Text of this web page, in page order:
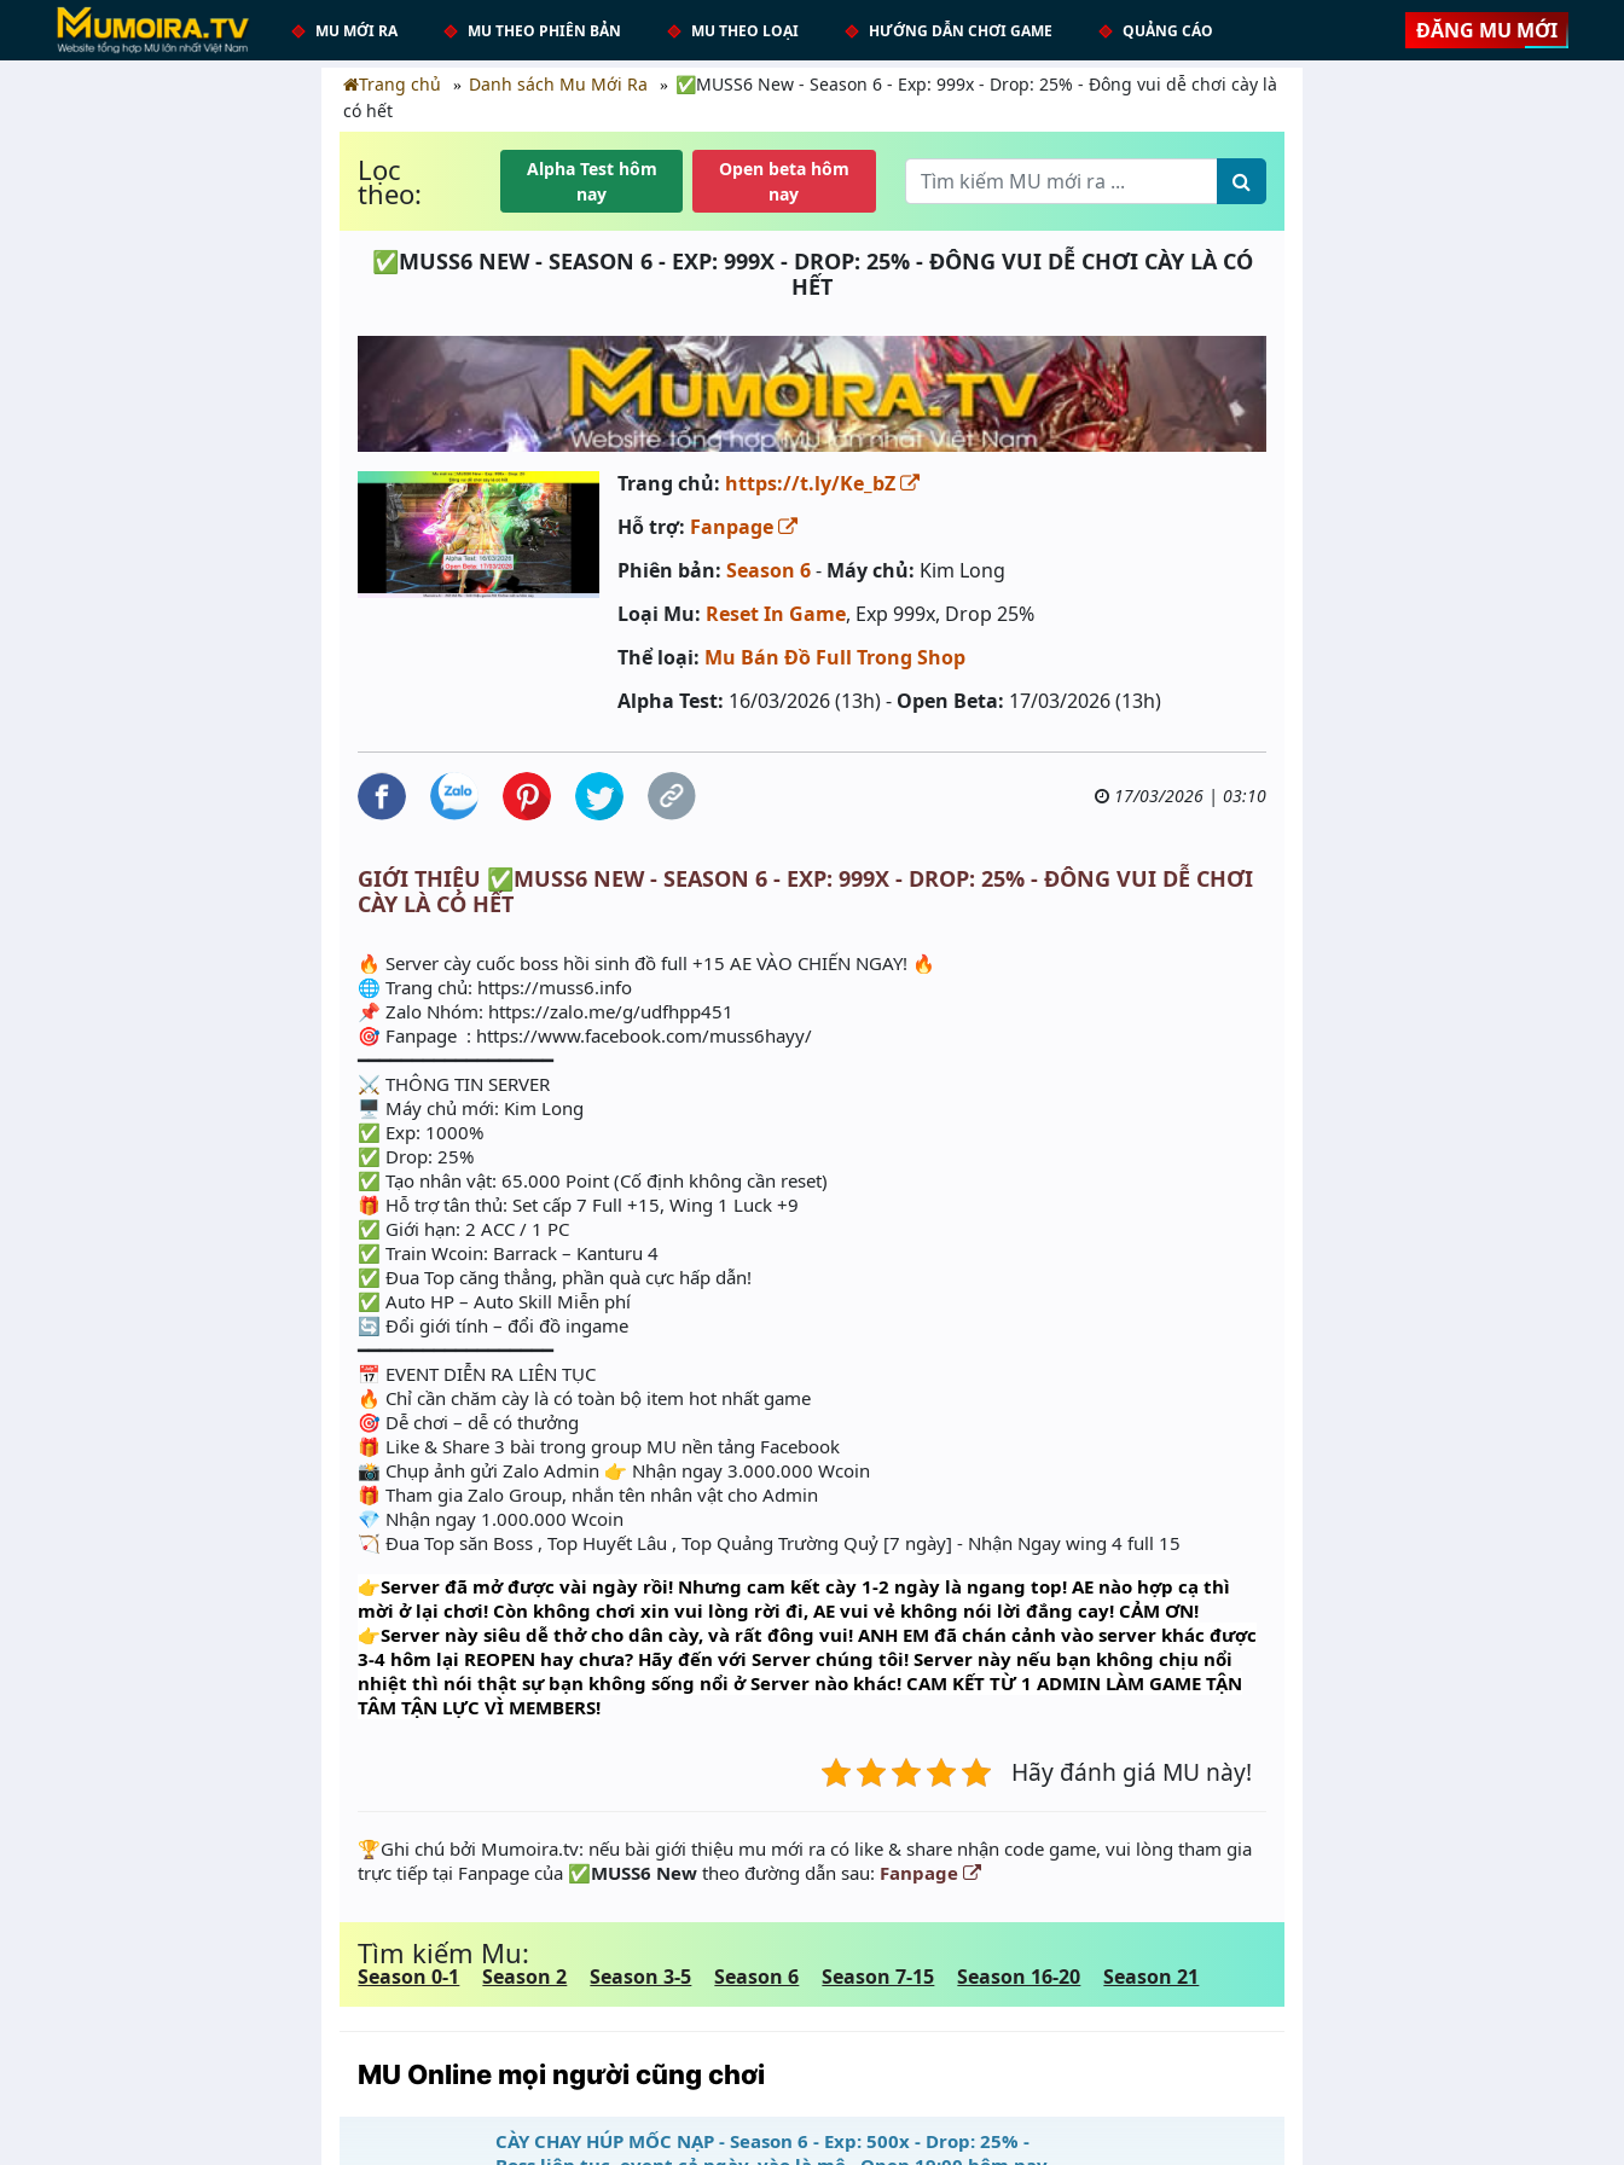
MU MỚI RA MU THEO PHIÊN BẢN MU THEO LOẠI HƯỚNG DẪN CHƠI GAME QUẢNG CÁO ĐĂNG MU MỚI
Trang chủ Danh sách Mu Mới Ra
✅MUSS6 New - Season 6 - Exp: 999x - Drop: 25% - Đông vui dễ chơi cày là
có hết
Lọc
theo:
Alpha Test hôm
nay
Open beta hôm
nay
✅MUSS6 NEW - SEASON 6 - EXP: 999X - DROP: 25% - ĐÔNG VUI DỄ CHƠI CÀY LÀ CÓ
HẾT
Trang chủ: https://t.ly/Ke_bZ
Hỗ trợ: Fanpage
Phiên bản: Season 6- Máy chủ: Kim Long
Loại Mu: Reset In Game, Exp 999x, Drop 25%
Thể loại: Mu Bán Đồ Full Trong Shop
Alpha Test: 16/03/2026 (13h) - Open Beta: 17/03/2026 (13h)
17/03/2026 | 03:10
GIỚI THIỆU ✅MUSS6 NEW - SEASON 6 - EXP: 999X - DROP: 25% - ĐÔNG VUI DỄ CHƠI
CÀY LÀ CÓ HẾT
🔥 Server cày cuốc boss hồi sinh đồ full +15 AE VÀO CHIẾN NGAY! 🔥
🌐 Trang chủ: https://muss6.info
📌 Zalo Nhóm: https://zalo.me/g/udfhpp451
🎯 Fanpage : https://www.facebook.com/muss6hayy/
━━━━━━━━━━━━━━━━━━
⚔️ THÔNG TIN SERVER
🖥 Máy chủ mới: Kim Long
✅ Exp: 1000%
✅ Drop: 25%
✅ Tạo nhân vật: 65.000 Point (Cố định không cần reset)
🎁 Hỗ trợ tân thủ: Set cấp 7 Full +15, Wing 1 Luck +9
✅ Giới hạn: 2 ACC / 1 PC
✅ Train Wcoin: Barrack – Kanturu 4
✅ Đua Top căng thẳng, phần quà cực hấp dẫn!
✅ Auto HP – Auto Skill Miễn phí
🔄 Đổi giới tính – đổi đồ ingame
━━━━━━━━━━━━━━━━━━
📅 EVENT DIỄN RA LIÊN TỤC
🔥 Chỉ cần chăm cày là có toàn bộ item hot nhất game
🎯 Dễ chơi – dễ có thưởng
🎁 Like & Share 3 bài trong group MU nền tảng Facebook
📸 Chụp ảnh gửi Zalo Admin 👉 Nhận ngay 3.000.000 Wcoin
🎁 Tham gia Zalo Group, nhắn tên nhân vật cho Admin
💎 Nhận ngay 1.000.000 Wcoin
🏹 Đua Top săn Boss , Top Huyết Lâu , Top Quảng Trường Quỷ [7 ngày] - Nhận Ngay wing 4 full 15
👉Server đã mở được vài ngày rồi! Nhưng cam kết cày 1-2 ngày là ngang top! AE nào hợp cạ thì
mời ở lại chơi! Còn không chơi xin vui lòng rời đi, AE vui vẻ không nói lời đắng cay! CẢM ƠN!
👉Server này siêu dễ thở cho dân cày, và rất đông vui! ANH EM đã chán cảnh vào server khác được
3-4 hôm lại REOPEN hay chưa? Hãy đến với Server chúng tôi! Server này nếu bạn không chịu nổi
nhiệt thì nói thật sự bạn không sống nổi ở Server nào khác! CAM KẾT TỪ 1 ADMIN LÀM GAME TẬN
TÂM TẬN LỰC VÌ MEMBERS!
Hãy đánh giá MU này!
️🏆Ghi chú bởi Mumoira.tv: nếu bài giới thiệu mu mới ra có like & share nhận code game, vui lòng tham gia
trực tiếp tại Fanpage của ✅MUSS6 New theo đường dẫn sau: Fanpage
Tìm kiếm Mu:
Season 0-1 Season 2 Season 3-5 Season 6 Season 7-15 Season 16-20 Season 21
MU Online mọi người cũng chơi
CÀY CHAY HÚP MỐC NẠP - Season 6 - Exp: 500x - Drop: 25% -